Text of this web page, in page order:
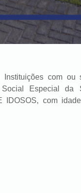
Instituições com ou
Especial da
IDOSOS, com